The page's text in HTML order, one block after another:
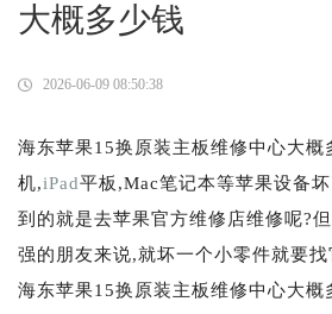
大概多少钱
2026-06-09 08:50:38
海东苹果15换原装主板维修中心大
机,iPad平板,Mac笔记本等苹果设备
到的就是去苹果官方维修店维修呢?
强的朋友来说,就坏一个小零件就要
海东苹果15换原装主板维修中心大概